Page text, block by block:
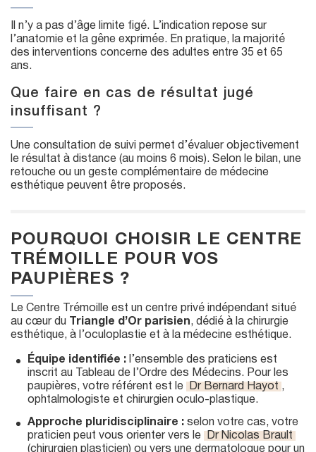
Il n’y a pas d’âge limite figé. L’indication repose sur
l’anatomie et la gêne exprimée. En pratique, la majorité
des interventions concerne des adultes entre 35 et 65
ans.
Que faire en cas de résultat jugé
insuffisant ?
Une consultation de suivi permet d’évaluer objectivement
le résultat à distance (au moins 6 mois). Selon le bilan, une
retouche ou un geste complémentaire de médecine
esthétique peuvent être proposés.
POURQUOI CHOISIR LE CENTRE
TRÉMOILLE POUR VOS
PAUPIÈRES ?
Le Centre Trémoille est un centre privé indépendant situé
au cœur du
Triangle d’Or parisien, dédié à la chirurgie
esthétique, à l’oculoplastie et à la médecine esthétique.
Équipe identifiée : l’ensemble des praticiens est
inscrit au Tableau de l’Ordre des Médecins. Pour les
paupières, votre référent est le
Dr Bernard Hayot ,
ophtalmologiste et chirurgien oculo-plastique.
Approche pluridisciplinaire : selon votre cas, votre
praticien peut vous orienter vers le
Dr Nicolas Brault
(chirurgien plasticien) ou vers une dermatologue pour un